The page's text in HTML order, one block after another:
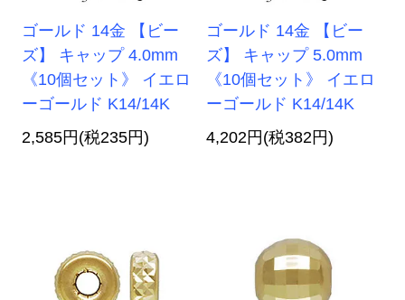
ゴールド 14金 【ビー
ズ】 キャップ 4.0mm
《10個セット》 イエロ
ーゴールド K14/14K
2,585円(税235円)
ゴールド 14金 【ビー
ズ】 キャップ 5.0mm
《10個セット》 イエロ
ーゴールド K14/14K
4,202円(税382円)